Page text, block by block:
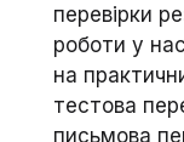
перевірки
роботи у
на
тестова
письмова